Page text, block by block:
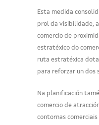
Esta medida
prol da visibilidade,
comercio de
estratéxico do
ruta estratéxica
para reforzar un dos
Na planificación
comercio de
contornas